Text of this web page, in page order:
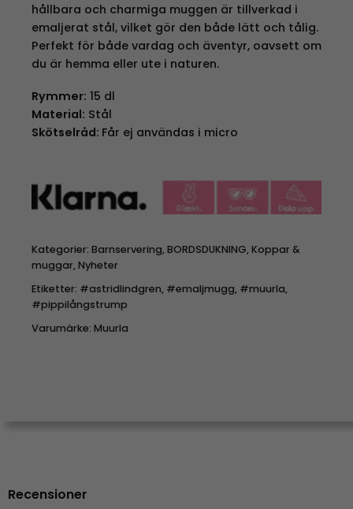
hållbara och charmiga muggen är tillverkad i
emaljerat stål, vilket gör den både lätt och tålig.
Perfekt för både vardag och äventyr, oavsett om
du är hemma eller ute i naturen.
Rymmer: 15 dl
Material: Stål
Skötselråd: Får ej användas i micro
Kategorier: Barnservering,BORDSDUKNING,Koppar &
muggar,Nyheter
Etiketter: #astridlindgren, #emaljmugg, #muurla,
#pippilångstrump
Varumärke: Muurla
Recensioner